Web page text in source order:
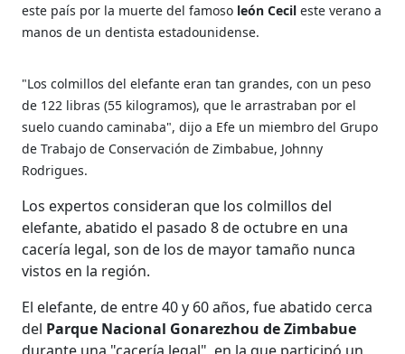
este país por la muerte del famoso león Cecileste verano a
manos de un dentista estadounidense.
"Los colmillos del elefante eran tan grandes, con un peso
de 122 libras (55 kilogramos), que le arrastraban por el
suelo cuando caminaba", dijo a Efe un miembro del Grupo
de Trabajo de Conservación de Zimbabue, Johnny
Rodrigues.
Los expertos consideran que los colmillos del
elefante, abatido el pasado 8 de octubre en una
cacería legal, son de los de mayor tamaño nunca
vistos en la región.
El elefante, de entre 40 y 60 años, fue abatido cerca
del Parque Nacional Gonarezhou de Zimbabue